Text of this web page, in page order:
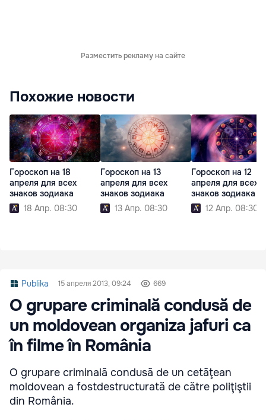
Разместить рекламу на сайте
Похожие новости
Гороскоп на 18
апреля для всех
знаков зодиака
18 Апр. 08:30
Гороскоп на 13
апреля для всех
знаков зодиака
13 Апр. 08:30
Гороскоп на 12
апреля для всех
знаков зодиака
12 Апр. 08:30
Publika 15 апреля 2013, 09:24 669
O grupare criminală condusă de
un moldovean organiza jafuri ca
în filme în România
O grupare criminală condusă de un cetăţean
moldovean a fostdestructurată de către poliţiştii
din România.